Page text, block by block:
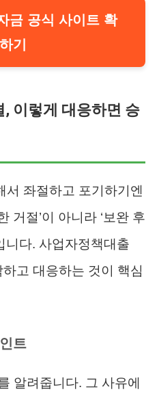
금 공식 사이트 확
기
이렇게 대응하면 승
서 좌절하고 포기하기엔
거절’이 아니라 ‘보완 후
니다. 사업자정책대출
고 대응하는 것이 핵심
트
알려줍니다. 그 사유에